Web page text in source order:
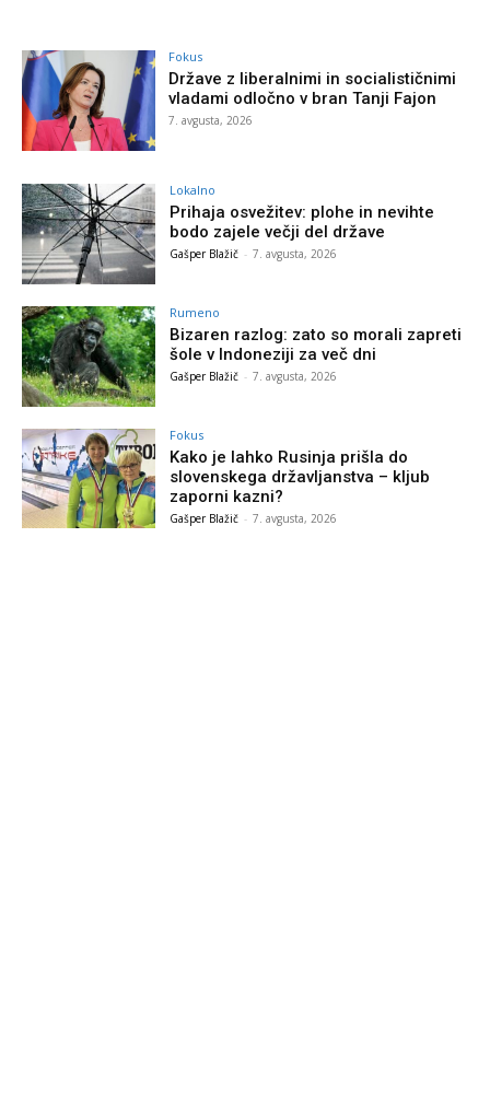
Fokus
Države z liberalnimi in socialističnimi
vladami odločno v bran Tanji Fajon
7. avgusta, 2026
Lokalno
Prihaja osvežitev: plohe in nevihte
bodo zajele večji del države
Gašper Blažič - 7. avgusta, 2026
Rumeno
Bizaren razlog: zato so morali zapreti
šole v Indoneziji za več dni
Gašper Blažič - 7. avgusta, 2026
Fokus
Kako je lahko Rusinja prišla do
slovenskega državljanstva – kljub
zaporni kazni?
Gašper Blažič - 7. avgusta, 2026